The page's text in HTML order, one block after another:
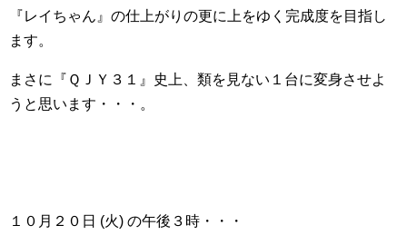
『レイちゃん』の仕上がりの更に上をゆく完成度を目指し
ます。
まさに『ＱＪＹ３１』史上、類を見ない１台に変身させよ
うと思います・・・。
１０月２０日 (火) の午後３時・・・